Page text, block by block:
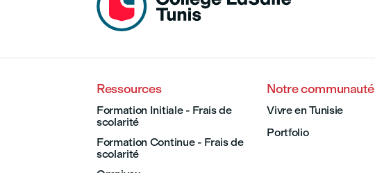
Ressources
Formation Initiale - Frais de
scolarité
Formation Continue - Frais de
scolarité
Notre communauté
Vivre en Tunisie
Portfolio